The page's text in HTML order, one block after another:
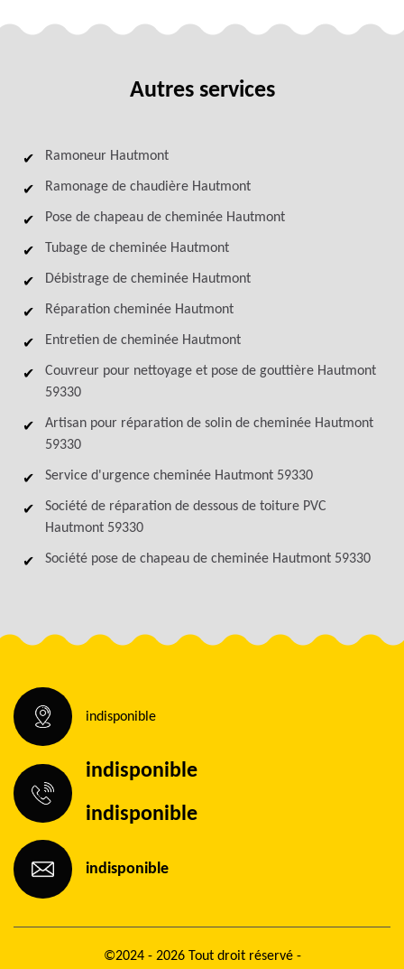
Autres services
Ramoneur Hautmont
Ramonage de chaudière Hautmont
Pose de chapeau de cheminée Hautmont
Tubage de cheminée Hautmont
Débistrage de cheminée Hautmont
Réparation cheminée Hautmont
Entretien de cheminée Hautmont
Couvreur pour nettoyage et pose de gouttière Hautmont
59330
Artisan pour réparation de solin de cheminée Hautmont
59330
Service d'urgence cheminée Hautmont 59330
Société de réparation de dessous de toiture PVC
Hautmont 59330
Société pose de chapeau de cheminée Hautmont 59330
indisponible
indisponible
indisponible
indisponible
©2024 - 2026 Tout droit réservé -